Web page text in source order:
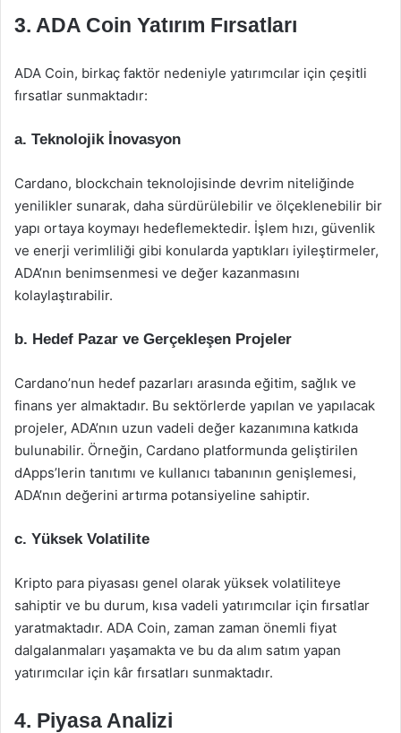
3. ADA Coin Yatırım Fırsatları
ADA Coin, birkaç faktör nedeniyle yatırımcılar için çeşitli
fırsatlar sunmaktadır:
a. Teknolojik İnovasyon
Cardano, blockchain teknolojisinde devrim niteliğinde
yenilikler sunarak, daha sürdürülebilir ve ölçeklenebilir bir
yapı ortaya koymayı hedeflemektedir. İşlem hızı, güvenlik
ve enerji verimliliği gibi konularda yaptıkları iyileştirmeler,
ADA’nın benimsenmesi ve değer kazanmasını
kolaylaştırabilir.
b. Hedef Pazar ve Gerçekleşen Projeler
Cardano’nun hedef pazarları arasında eğitim, sağlık ve
finans yer almaktadır. Bu sektörlerde yapılan ve yapılacak
projeler, ADA’nın uzun vadeli değer kazanımına katkıda
bulunabilir. Örneğin, Cardano platformunda geliştirilen
dApps’lerin tanıtımı ve kullanıcı tabanının genişlemesi,
ADA’nın değerini artırma potansiyeline sahiptir.
c. Yüksek Volatilite
Kripto para piyasası genel olarak yüksek volatiliteye
sahiptir ve bu durum, kısa vadeli yatırımcılar için fırsatlar
yaratmaktadır. ADA Coin, zaman zaman önemli fiyat
dalgalanmaları yaşamakta ve bu da alım satım yapan
yatırımcılar için kâr fırsatları sunmaktadır.
4. Piyasa Analizi